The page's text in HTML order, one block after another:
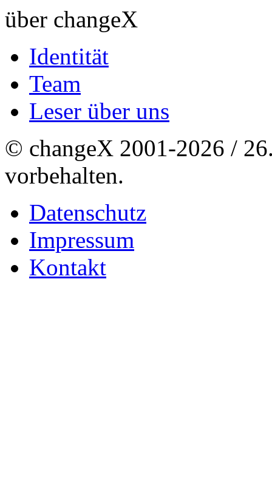
über changeX
Identität
Team
Leser über uns
© changeX 2001-2026 /
vorbehalten.
Datenschutz
Impressum
Kontakt